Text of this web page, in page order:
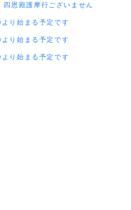
恩殿護摩行ございません
り始まる予定です
り始まる予定です
り始まる予定です